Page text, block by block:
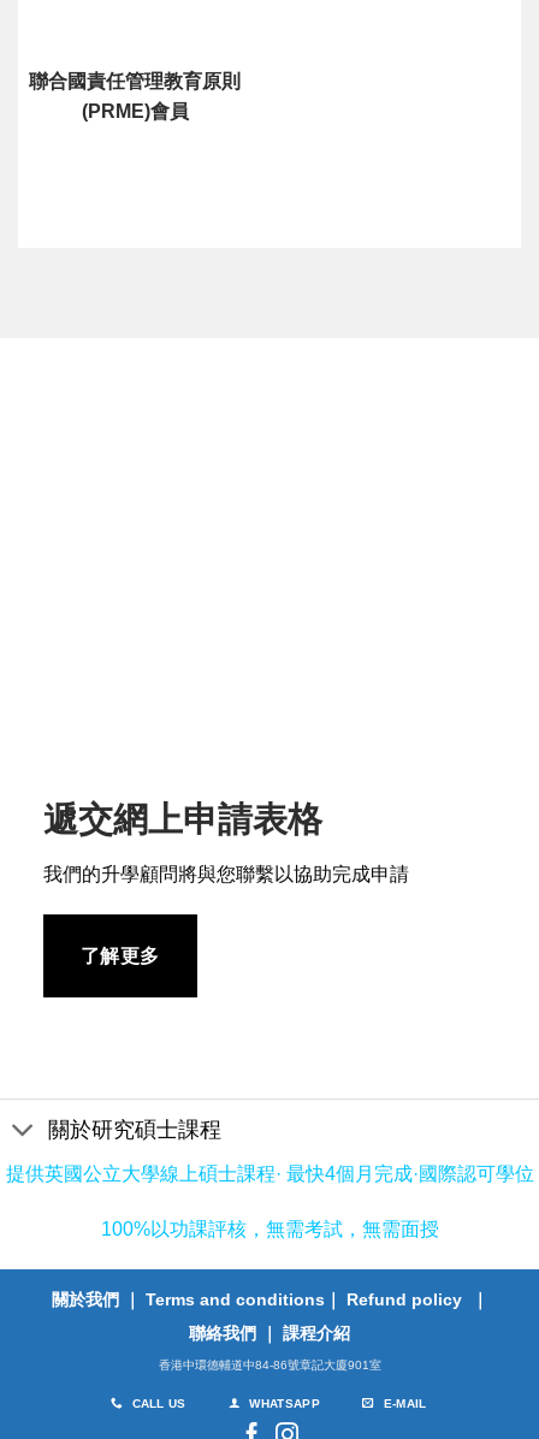
聯合國責任管理教育原則
(PRME)會員
遞交網上申請表格
我們的升學顧問將與您聯繫以協助完成申請
了解更多
關於研究碩士課程
提供英國公立大學線上碩士課程· 最快4個月完成·國際認可學位
100%以功課評核，無需考試，無需面授
關於我們 Terms and conditions Refund policy｜
聯絡我們
課程介紹
香港中環德輔道中84-86號章記大廈901室
CALL US WHATSAPP E-MAIL